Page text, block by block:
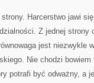
Harcerstwo jawi
Z jednej strony
jest niezwykle
Nie chodzi
potrafi być odważny, a